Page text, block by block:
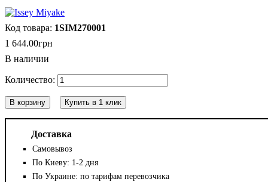
1SIM270001
1 644.00грн
В наличии
В корзину Купить в 1 клик
Доставка
Самовывоз
По Киеву: 1-2 дня
По Украине: по тарифам перевозчика